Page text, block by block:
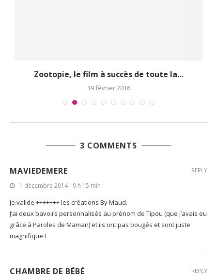
Zootopie, le film à succès de toute la...
19 février 2016
3 COMMENTS
MAVIEDEMERE
1 décembre 2014 - 9 h 15 min
Je valide +++++++ les créations By Maud.
J’ai deux bavoirs personnalisés au prénom de Tipou (que j’avais eu
grâce à Paroles de Maman) et ils ont pas bougés et sont juste
magnifique !
REPLY
CHAMBRE DE BÉBÉ REPLY